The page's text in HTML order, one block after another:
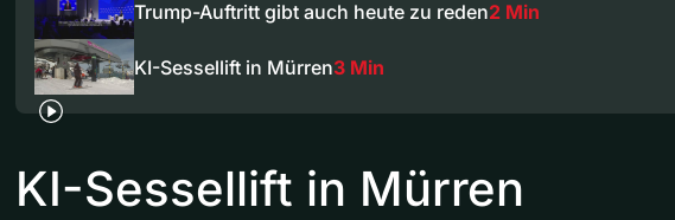
Trump-Auftritt gibt auch heute zu reden2 Min
KI-Sessellift in Mürren3 Min
KI-Sessellift in Mürren